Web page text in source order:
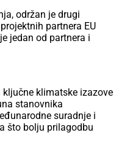
održan je drugi
partnera EU
jedan od partnera i
ključne klimatske izazove
stanovnika
suradnje i
što bolju prilagodbu